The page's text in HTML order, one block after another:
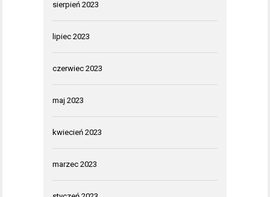
sierpień 2023
lipiec 2023
czerwiec 2023
maj 2023
kwiecień 2023
marzec 2023